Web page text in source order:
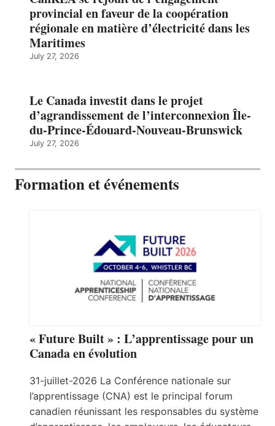
provincial en faveur de la coopération
régionale en matière d’électricité dans les
Maritimes
July 27, 2026
Le Canada investit dans le projet
d’agrandissement de l’interconnexion Île-
du-Prince-Édouard-Nouveau-Brunswick
July 27, 2026
Formation et événements
« Future Built » : L’apprentissage pour un
Canada en évolution
31-juillet-2026 La Conférence nationale sur
l’apprentissage (CNA) est le principal forum
canadien réunissant les responsables du système